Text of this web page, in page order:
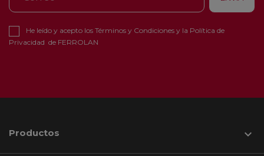
He leído y acepto los Términos y Condiciones y la Política de
Privacidad de FERROLAN
Productos 